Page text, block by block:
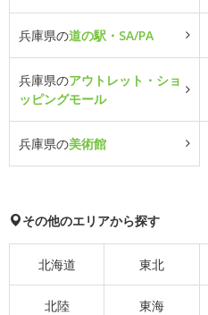
兵庫県の道の駅・SA/PA
兵庫県のアウトレット・ショ
ッピングモール
兵庫県の美術館
その他のエリアから探す
北海道 東北
北陸 東海